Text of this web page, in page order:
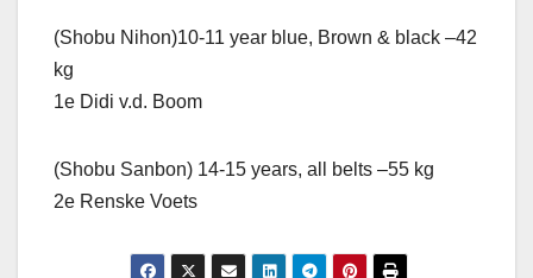
(Shobu Nihon)10-11 year blue, Brown & black –42
kg
1e Didi v.d. Boom
(Shobu Sanbon) 14-15 years, all belts –55 kg
2e Renske Voets